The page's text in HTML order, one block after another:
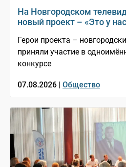
На Новгородском
новый проект – «Это у
Герои проекта –
приняли участие в
конкурсе
07.08.2026 | Общество